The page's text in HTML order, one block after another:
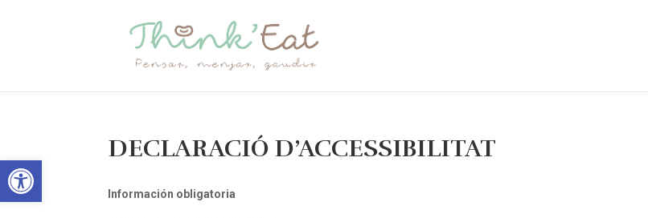
Obre la barra d'eines
DECLARACIÓ D’ACCESSIBILITAT
Información obligatoria